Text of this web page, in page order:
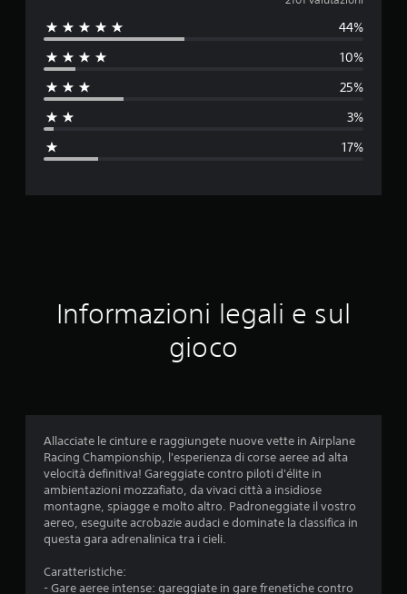
u
a
i
e
i
d
44%
10%
25%
3%
17%
Informazioni legali e sul
gioco
Allacciate le cinture e raggiungete nuove vette in Airplane
Racing Championship, l'esperienza di corse aeree ad alta
velocità definitiva! Gareggiate contro piloti d'élite in
ambientazioni mozzafiato, da vivaci città a insidiose
montagne, spiagge e molto altro. Padroneggiate il vostro
aereo, eseguite acrobazie audaci e dominate la classifica in
questa gara adrenalinica tra i cieli.
Caratteristiche:
- Gare aeree intense: gareggiate in gare frenetiche contro